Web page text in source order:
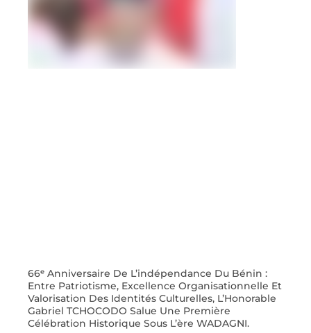
66ᵉ Anniversaire De L’indépendance Du Bénin :
Entre Patriotisme, Excellence Organisationnelle Et
Valorisation Des Identités Culturelles, L’Honorable
Gabriel TCHOCODO Salue Une Première
Célébration Historique Sous L’ère WADAGNI.